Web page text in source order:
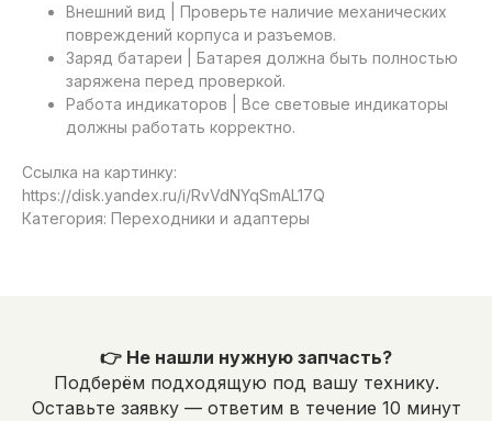
Внешний вид | Проверьте наличие механических
повреждений корпуса и разъемов.
Заряд батареи | Батарея должна быть полностью
заряжена перед проверкой.
Работа индикаторов | Все световые индикаторы
должны работать корректно.
Ссылка на картинку:
https://disk.yandex.ru/i/RvVdNYqSmAL17Q
Категория: Переходники и адаптеры
👉 Не нашли нужную запчасть?
Подберём подходящую под вашу технику.
Оставьте заявку — ответим в течение 10 минут